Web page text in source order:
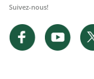
Suivez-nous!